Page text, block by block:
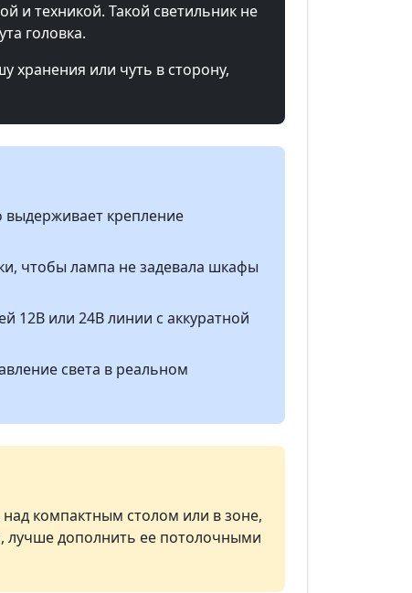
и техникой. Такой светильник не
головка.
хранения или чуть в сторону,
крепление
чтобы лампа не задевала шкафы
12В или 24В линии с аккуратной
света в реальном
компактным столом или в зоне,
лучше дополнить ее потолочными